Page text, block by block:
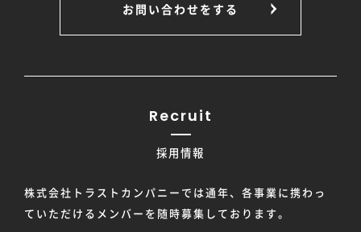
お問い合わせをする
Recruit
採用情報
株式会社トラストカンパニーでは通年、各事業に携わっ
ていただけるメンバーを随時募集しております。